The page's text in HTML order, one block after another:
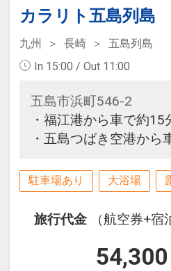
カラリト五島列島
九州 長崎
五島列島
In 15:00 / Out 11:00
五島市浜町546-2
・福江港から車で約15
・五島つばき空港から
駐車場あり 大浴場
旅行代金
（航空券+